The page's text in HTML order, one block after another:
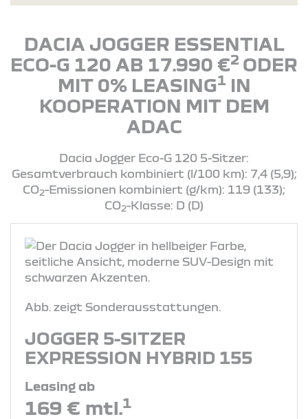
DACIA JOGGER ESSENTIAL
ECO-G 120 AB 17.990 €2 ODER
MIT 0% LEASING1IN
KOOPERATION MIT DEM
ADAC
Dacia Jogger Eco-G 120 5-Sitzer:
Gesamtverbrauch kombiniert (l/100 km): 7,4 (5,9);
CO2-Emissionen kombiniert (g/km): 119 (133);
CO2-Klasse: D (D)
Abb. zeigt Sonderausstattungen.
JOGGER 5-SITZER
EXPRESSION HYBRID 155
Leasing ab
169 € mtl.1